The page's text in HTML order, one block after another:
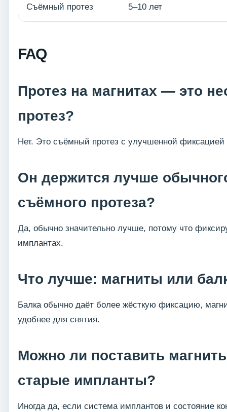
Съёмный протез 5–10 лет
FAQ
Протез на магнитах — это
протез?
Нет. Это съёмный протез с улучшенной фиксацией
Он держится лучше
съёмного протеза?
Да, обычно значительно лучше, потому что
имплантах.
Что лучше: магниты или
Балка обычно даёт более жёсткую фиксацию,
удобнее для снятия.
Можно ли поставить
старые импланты?
Иногда да, если система имплантов и состояние